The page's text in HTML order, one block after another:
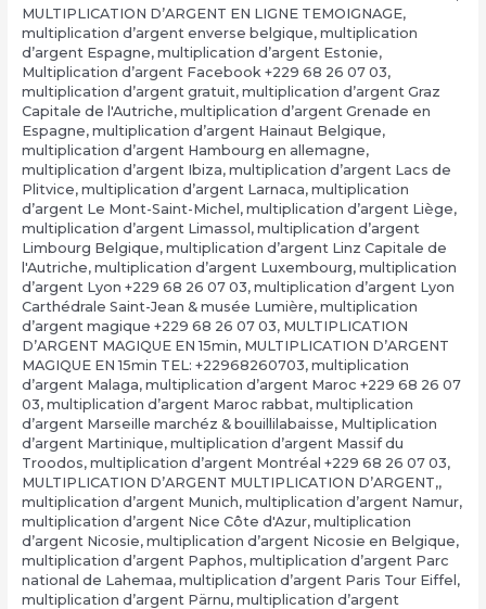
MULTIPLICATION D’ARGENT EN LIGNE TEMOIGNAGE,
multiplication d’argent enverse belgique, multiplication
d’argent Espagne, multiplication d’argent Estonie,
Multiplication d’argent Facebook +229 68 26 07 03,
multiplication d’argent gratuit, multiplication d’argent Graz
Capitale de l'Autriche, multiplication d’argent Grenade en
Espagne, multiplication d’argent Hainaut Belgique,
multiplication d’argent Hambourg en allemagne,
multiplication d’argent Ibiza, multiplication d’argent Lacs de
Plitvice, multiplication d’argent Larnaca, multiplication
d’argent Le Mont-Saint-Michel, multiplication d’argent Liège,
multiplication d’argent Limassol, multiplication d’argent
Limbourg Belgique, multiplication d’argent Linz Capitale de
l'Autriche, multiplication d’argent Luxembourg, multiplication
d’argent Lyon +229 68 26 07 03, multiplication d’argent Lyon
Carthédrale Saint-Jean & musée Lumière, multiplication
d’argent magique +229 68 26 07 03, MULTIPLICATION
D’ARGENT MAGIQUE EN 15min, MULTIPLICATION D’ARGENT
MAGIQUE EN 15min TEL: +22968260703, multiplication
d’argent Malaga, multiplication d’argent Maroc +229 68 26 07
03, multiplication d’argent Maroc rabbat, multiplication
d’argent Marseille marchéz & bouillilabaisse, Multiplication
d’argent Martinique, multiplication d’argent Massif du
Troodos, multiplication d’argent Montréal +229 68 26 07 03,
MULTIPLICATION D’ARGENT MULTIPLICATION D’ARGENT,,
multiplication d’argent Munich, multiplication d’argent Namur,
multiplication d’argent Nice Côte d'Azur, multiplication
d’argent Nicosie, multiplication d’argent Nicosie en Belgique,
multiplication d’argent Paphos, multiplication d’argent Parc
national de Lahemaa, multiplication d’argent Paris Tour Eiffel,
multiplication d’argent Pärnu, multiplication d’argent